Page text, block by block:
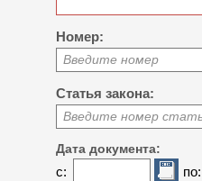
Номер:
Введите номер
Статья закона:
Введите номер
Дата документа:
с: по: